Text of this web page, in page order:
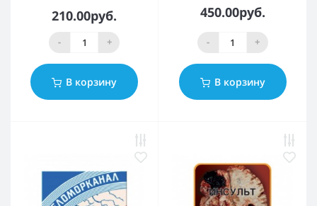
210.00руб.
- +
В корзину
450.00руб.
- +
В корзину